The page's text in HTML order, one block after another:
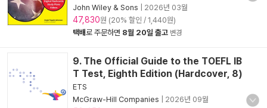
John Wiley & Sons
2026년 03월
47,830원 (20% 할인 / 1,440원)
택배로 주문하면 8월 20일 출고 변경
9. The Official Guide to the TOEFL IB
T Test, Eighth Edition (Hardcover, 8)
ETS
McGraw-Hill Companies
2026년 09월